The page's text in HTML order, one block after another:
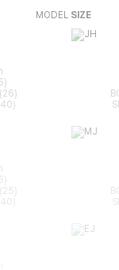
MODEL SIZE